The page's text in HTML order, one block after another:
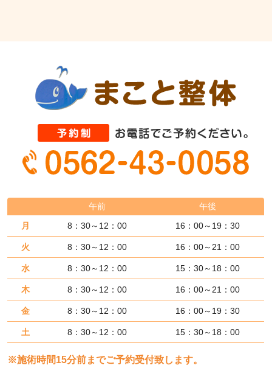
午前
午後
月
8：30～12：00 16：00～19：30
火 8：30～12：00 16：00～21：00
水 8：30～12：00 15：30～18：00
木 8：30～12：00 16：00～21：00
金 8：30～12：00 16：00～19：30
土 8：30～12：00 15：30～18：00
※施術時間15分前までご予約受付致します。